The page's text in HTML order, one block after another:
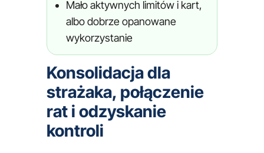
Mało aktywnych limitów i kart,
albo dobrze opanowane
wykorzystanie
Konsolidacja dla
strażaka, połączenie
rat i odzyskanie
kontroli